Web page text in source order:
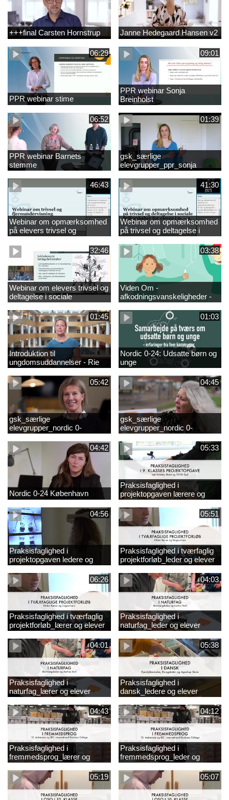
+++final Carsten Hornstrup Janne Hedegaard Hansen v2
06:29
PPR webinar stime
09:01
PPR webinar Sonja
Breinholst
06:52
PPR webinar Barnets
stemme
01:39
gsk_særlige
elevgrupper_ppr_sonja
breinholst
46:43
Webinar om opmærksomhed
på elevers trivsel og
fællesskaber i
fjernundervisning 5. – 9. og
10. klasse
41:30
Webinar om opmærksomhed
på trivsel og deltagelse i
sociale fællesskaber for
elever i 0.-4. klasse
32:46
Webinar om elevers trivsel og
deltagelse i sociale
fællesskaber – inspiration og
viden til skoleledere og
ressourcepersoner
03:38
Viden Om -
afkodningsvanskeligheder -
præsentationsfilm
01:45
Introduktion til
ungdomsuddannelser - Rie
Thomsen
01:03
Nordic 0-24: Udsatte børn og
unge
05:42
gsk_særlige
elevgrupper_nordic 0-
24_frederikshavn
04:45
gsk_særlige
elevgrupper_nordic 0-
24_tønder
04:42
Nordic 0-24 København
05:33
Praksisfaglighed i
projektopgaven lærere og
elever
04:56
Praksisfaglighed i
projektopgaven ledere og
elever
05:51
Praksisfaglighed i tværfaglig
projektforløb_leder og elever
06:26
Praksisfaglighed i tværfaglig
projektforløb_lærer og elever
04:03
Praksisfaglighed i
naturfag_leder og elever
04:01
Praksisfaglighed i
naturfag_lærer og elever
05:38
Praksisfaglighed i
dansk_ledere og elever
04:43
Praksisfaglighed i
fremmedsprog_lærer og
elever
04:12
Praksisfaglighed i
fremmedsprog_leder og
elever
05:19
05:07